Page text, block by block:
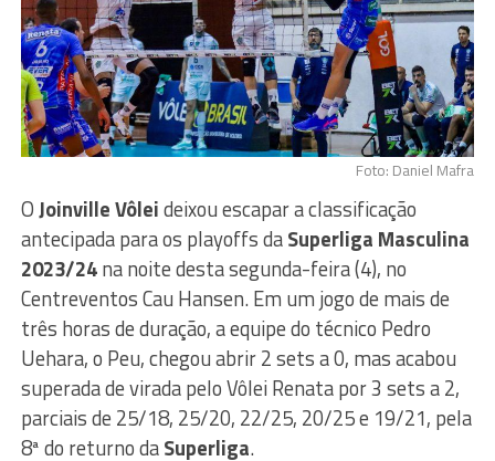
Foto: Daniel Mafra
OJoinville Vôleideixou escapar a classificação
antecipada para os playoffs daSuperliga Masculina
2023/24na noite desta segunda-feira (4), no
Centreventos Cau Hansen. Em um jogo de mais de
três horas de duração, a equipe do técnico Pedro
Uehara, o Peu, chegou abrir 2 sets a 0, mas acabou
superada de virada pelo Vôlei Renata por 3 sets a 2,
parciais de 25/18, 25/20, 22/25, 20/25 e 19/21, pela
8ª do returno daSuperliga.